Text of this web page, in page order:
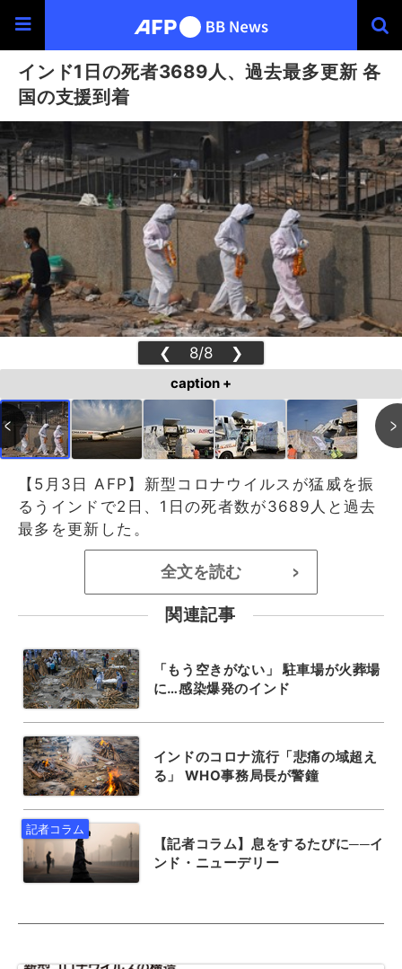
インド1日の死者3689人、過去最多更新 各
国の支援到着
❮ 8/8 ❯
caption +
【5月3日 AFP】新型コロナウイルスが猛威を振
るうインドで2日、1日の死者数が3689人と過去
最多を更新した。
全文を読む >
関連記事
「もう空きがない」 駐車場が火葬場
に…感染爆発のインド
インドのコロナ流行「悲痛の域超え
る」 WHO事務局長が警鐘
【記者コラム】息をするたびに──イ
ンド・ニューデリー